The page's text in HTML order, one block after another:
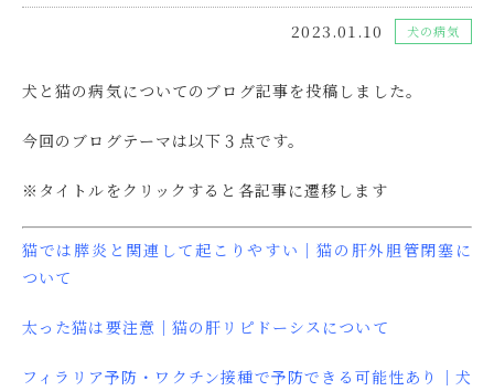
2023.01.10 犬の病気
犬と猫の病気についてのブログ記事を投稿しました。
今回のブログテーマは以下３点です。
※タイトルをクリックすると各記事に遷移します
猫では膵炎と関連して起こりやすい│猫の肝外胆管閉塞に
ついて
太った猫は要注意｜猫の肝リピドーシスについて
フィラリア予防・ワクチン接種で予防できる可能性あり│犬